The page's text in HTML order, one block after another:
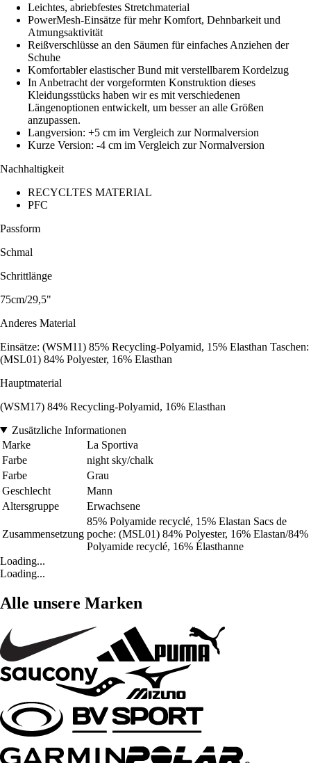
Leichtes, abriebfestes Stretchmaterial
PowerMesh-Einsätze für mehr Komfort, Dehnbarkeit und
Atmungsaktivität
Reißverschlüsse an den Säumen für einfaches Anziehen der
Schuhe
Komfortabler elastischer Bund mit verstellbarem Kordelzug
In Anbetracht der vorgeformten Konstruktion dieses
Kleidungsstücks haben wir es mit verschiedenen
Längenoptionen entwickelt, um besser an alle Größen
anzupassen.
Langversion: +5 cm im Vergleich zur Normalversion
Kurze Version: -4 cm im Vergleich zur Normalversion
Nachhaltigkeit
RECYCLTES MATERIAL
PFC
Passform
Schmal
Schrittlänge
75cm/29,5"
Anderes Material
Einsätze: (WSM11) 85% Recycling-Polyamid, 15% Elasthan Taschen:
(MSL01) 84% Polyester, 16% Elasthan
Hauptmaterial
(WSM17) 84% Recycling-Polyamid, 16% Elasthan
Zusätzliche Informationen
Marke
La Sportiva
Farbe
night sky/chalk
Farbe
Grau
Geschlecht
Mann
Altersgruppe
Erwachsene
Zusammensetzung
85% Polyamide recyclé, 15% Elastan Sacs de
poche: (MSL01) 84% Polyester, 16% Elastan/84%
Polyamide recyclé, 16% Élasthanne
Loading...
Loading...
Alle unsere Marken